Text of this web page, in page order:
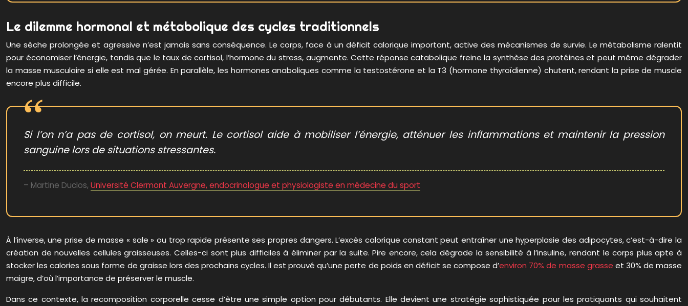
Le dilemme hormonal et métabolique des cycles traditionnels
Une sèche prolongée et agressive n’est jamais sans conséquence. Le corps, face à un déficit calorique important, active des mécanismes de survie. Le métabolisme ralentit
pour économiser l’énergie, tandis que le taux de cortisol, l’hormone du stress, augmente. Cette réponse catabolique freine la synthèse des protéines et peut même dégrader
la masse musculaire si elle est mal gérée. En parallèle, les hormones anaboliques comme la testostérone et la T3 (hormone thyroïdienne) chutent, rendant la prise de muscle
encore plus difficile.
Si l’on n’a pas de cortisol, on meurt. Le cortisol aide à mobiliser l’énergie, atténuer les inflammations et maintenir la pression
sanguine lors de situations stressantes.
– Martine Duclos, Université Clermont Auvergne, endocrinologue et physiologiste en médecine du sport
À l’inverse, une prise de masse « sale » ou trop rapide présente ses propres dangers. L’excès calorique constant peut entraîner une hyperplasie des adipocytes, c’est-à-dire la
création de nouvelles cellules graisseuses. Celles-ci sont plus difficiles à éliminer par la suite. Pire encore, cela dégrade la sensibilité à l’insuline, rendant le corps plus apte à
stocker les calories sous forme de graisse lors des prochains cycles. Il est prouvé qu’une perte de poids en déficit se compose d’environ 70% de masse grasse et 30% de masse
maigre, d’où l’importance de préserver le muscle.
Dans ce contexte, la recomposition corporelle cesse d’être une simple option pour débutants. Elle devient une stratégie sophistiquée pour les pratiquants qui souhaitent